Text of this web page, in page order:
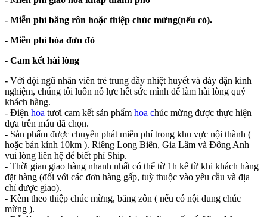
- Miễn phí băng rôn hoặc thiệp chúc mừng(nếu có).
- Miễn phí hóa đơn đỏ
- Cam kết hài lòng
- Với đội ngũ nhân viên trẻ trung đầy nhiệt huyết và dày dặn kinh
nghiệm, chúng tôi luôn nỗ lực hết sức mình để làm hài lòng quý
khách hàng.
- Điện hoa tươi cam kết sản phẩm hoa chúc mừng được thực hiện
dựa trên mẫu đã chọn.
- Sản phẩm được chuyển phát miễn phí trong khu vực nội thành (
hoặc bán kính 10km ). Riêng Long Biên, Gia Lâm và Đông Anh
vui lòng liên hệ để biết phí Ship.
- Thời gian giao hàng nhanh nhất có thể từ 1h kể từ khi khách hàng
đặt hàng (đối với các đơn hàng gấp, tuỳ thuộc vào yêu cầu và địa
chỉ được giao).
- Kèm theo thiệp chúc mừng, băng zôn ( nếu có nội dung chúc
mừng ).